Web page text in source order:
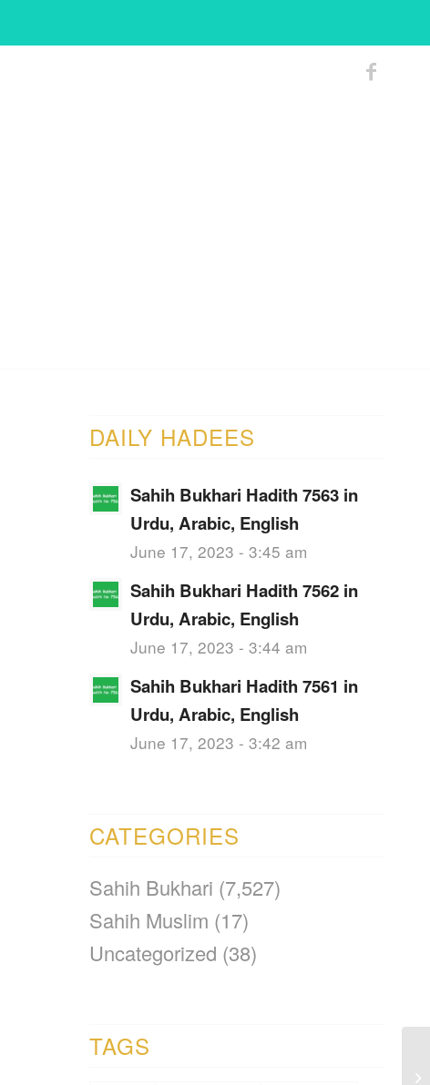
DAILY HADEES
Sahih Bukhari Hadith 7563 in
Urdu, Arabic, English
June 17, 2023 - 3:45 am
Sahih Bukhari Hadith 7562 in
Urdu, Arabic, English
June 17, 2023 - 3:44 am
Sahih Bukhari Hadith 7561 in
Urdu, Arabic, English
June 17, 2023 - 3:42 am
CATEGORIES
Sahih Bukhari (7,527)
Sahih Muslim (17)
Uncategorized (38)
TAGS